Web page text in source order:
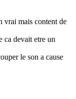
vrai mais content de
devait etre un
le son a cause